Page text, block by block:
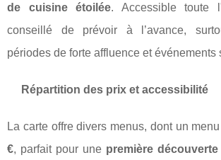
de cuisine étoilée. Accessible toute
conseillé de prévoir à l’avance,
périodes de forte affluence et événements
Répartition des prix et accessibilité
La carte offre divers menus, dont un
€, parfait pour une première